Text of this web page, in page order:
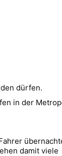
dürfen.
in der
damit viele